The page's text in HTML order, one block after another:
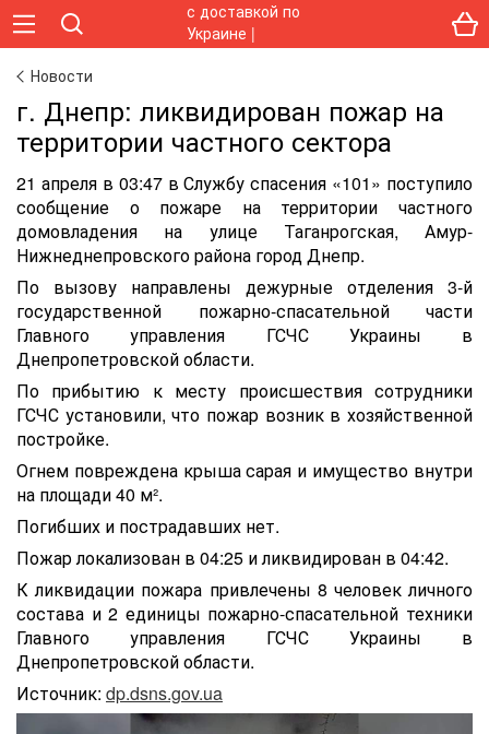
Новости
г. Днепр: ликвидирован пожар на
территории частного сектора
21 апреля в 03:47 в Службу спасения «101» поступило
сообщение о пожаре на территории частного
домовладения на улице Таганрогская, Амур-
Нижнеднепровского района город Днепр.
По вызову направлены дежурные отделения 3-й
государственной пожарно-спасательной части
Главного управления ГСЧС Украины в
Днепропетровской области.
По прибытию к месту происшествия сотрудники
ГСЧС установили, что пожар возник в хозяйственной
постройке.
Огнем повреждена крыша сарая и имущество внутри
на площади 40 м².
Погибших и пострадавших нет.
Пожар локализован в 04:25 и ликвидирован в 04:42.
К ликвидации пожара привлечены 8 человек личного
состава и 2 единицы пожарно-спасательной техники
Главного управления ГСЧС Украины в
Днепропетровской области.
Источник: dp.dsns.gov.ua